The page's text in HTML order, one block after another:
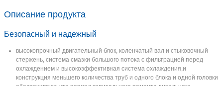
Описание продукта
Безопасный и надежный
высокопрочный двигательный блок, коленчатый вал и стыковочный
стержень, система смазки большого потока с фильтрацией перед
охлаждением и высокоэффективная система охлаждения,и
конструкция меньшего количества труб и одного блока и одной головки